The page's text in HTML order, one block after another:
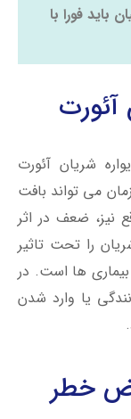
باید فورا با
شریان آئورت
می تواند بافت
نیز، ضعف در اثر
را تحت تاثیر
بیماری ها است. در
یا وارد شدن
خطر